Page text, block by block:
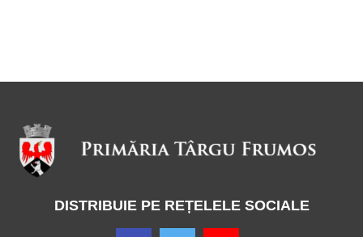
DISTRIBUIE PE REȚELELE SOCIALE